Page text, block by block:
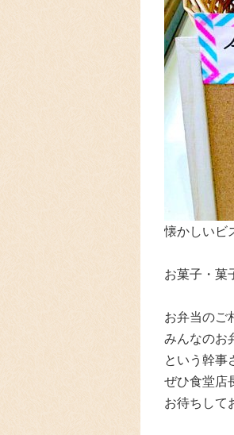
懐かしいビ
お菓子・菓
お弁当のご
みんなのお
という幹事
ぜひ食堂店
お待ちして